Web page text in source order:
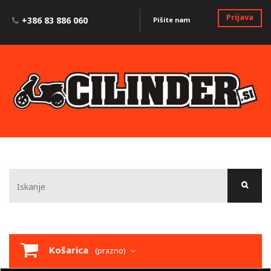
Prijava
Pišite nam
+386 83 886 060
Košarica (prazno)